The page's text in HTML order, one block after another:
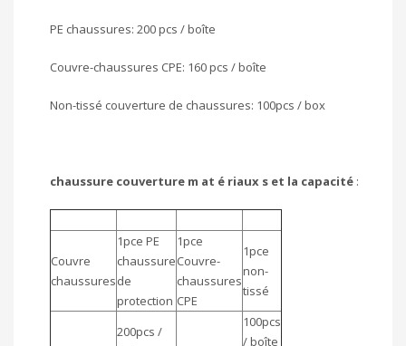
PE chaussures: 200 pcs / boîte
Couvre-chaussures CPE: 160 pcs / boîte
Non-tissé couverture de chaussures: 100pcs / box
chaussure couverture m at é riaux s et la capacité :
Couvre
chaussures
1pce PE
chaussure
de
protection
1pce
Couvre-
chaussures
CPE
1pce
non-
tissé
200pcs /
100pcs
/ boîte